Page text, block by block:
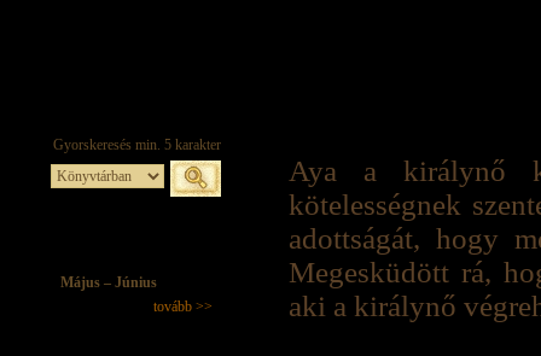
Május – Június
tovább >>
Aya a királynő
kötelességnek
adottságát, hogy
Megesküdött rá,
aki a királynő